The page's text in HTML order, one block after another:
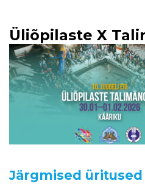
Üliõpilaste X
Järgmised üritused